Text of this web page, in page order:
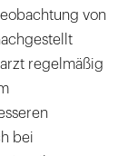
von
regelmäßig
bei